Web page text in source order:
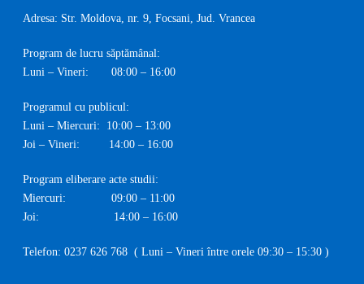
Adresa: Str. Moldova, nr. 9, Focsani, Jud. Vrancea
Program de lucru săptămânal:
Luni – Vineri: 08:00 – 16:00
Programul cu publicul:
Luni – Miercuri: 10:00 – 13:00
Joi – Vineri: 14:00 – 16:00
Program eliberare acte studii:
Miercuri: 09:00 – 11:00
Joi: 14:00 – 16:00
Telefon:0237 626 768 ( Luni – Vineri între orele 09:30 – 15:30 )